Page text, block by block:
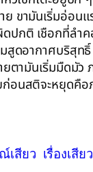
เสียว เรื่องเสียว